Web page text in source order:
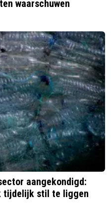
waarschuwen
aangekondigd:
tijdelijk stil te liggen